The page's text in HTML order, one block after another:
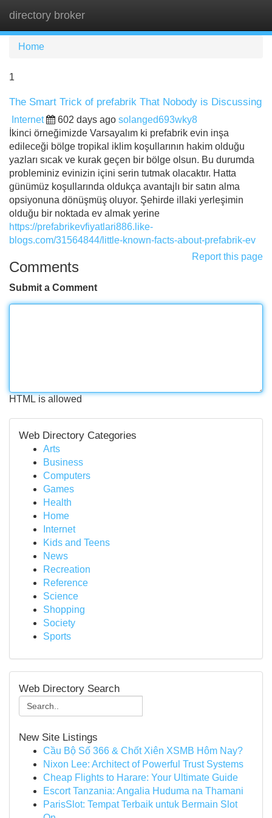
directory broker
Home
1
The Smart Trick of prefabrik That Nobody is Discussing
Internet 602 days ago solanged693wky8
İkinci örneğimizde Varsayalım ki prefabrik evin inşa
edileceği bölge tropikal iklim koşullarının hakim olduğu
yazları sıcak ve kurak geçen bir bölge olsun. Bu durumda
probleminiz evinizin içini serin tutmak olacaktır. Hatta
günümüz koşullarında oldukça avantajlı bir satın alma
opsiyonuna dönüşmüş oluyor. Şehirde illaki yerleşimin
olduğu bir noktada ev almak yerine
https://prefabrikevfiyatlari886.like-
blogs.com/31564844/little-known-facts-about-prefabrik-ev
Report this page
Comments
Submit a Comment
HTML is allowed
Web Directory Categories
Arts
Business
Computers
Games
Health
Home
Internet
Kids and Teens
News
Recreation
Reference
Science
Shopping
Society
Sports
Web Directory Search
New Site Listings
Cầu Bộ Số 366 & Chốt Xiên XSMB Hôm Nay?
Nixon Lee: Architect of Powerful Trust Systems
Cheap Flights to Harare: Your Ultimate Guide
Escort Tanzania: Angalia Huduma na Thamani
ParisSlot: Tempat Terbaik untuk Bermain Slot